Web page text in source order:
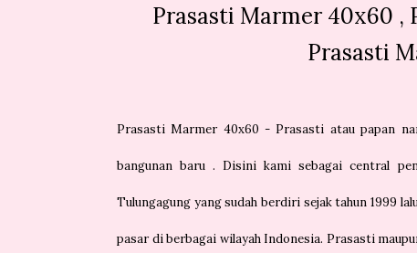
Prasasti Marmer 40x60 ,
Prasasti
Prasasti Marmer 40x60 - Prasasti atau papan
bangunan baru . Disini kami sebagai central
Tulungagung yang sudah berdiri sejak tahun 1999
pasar di berbagai wilayah Indonesia. Prasasti